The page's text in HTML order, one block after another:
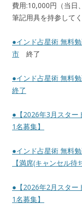
費用:10,000円（当日
筆記用具を持参してく
●インド占星術 無料
市 終了
●インド占星術 無料
終了
●【2026年3月スター
1名募集】
●インド占星術 無料
【満席(キャンセル待
●【2026年2月スター
1名募集】